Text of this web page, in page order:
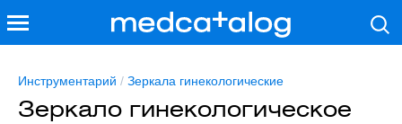
Инструментарий / Зеркала гинекологические
Зеркало гинекологическое